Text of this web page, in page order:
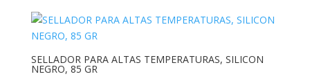
SELLADOR PARA ALTAS TEMPERATURAS, SILICON
NEGRO, 85 GR